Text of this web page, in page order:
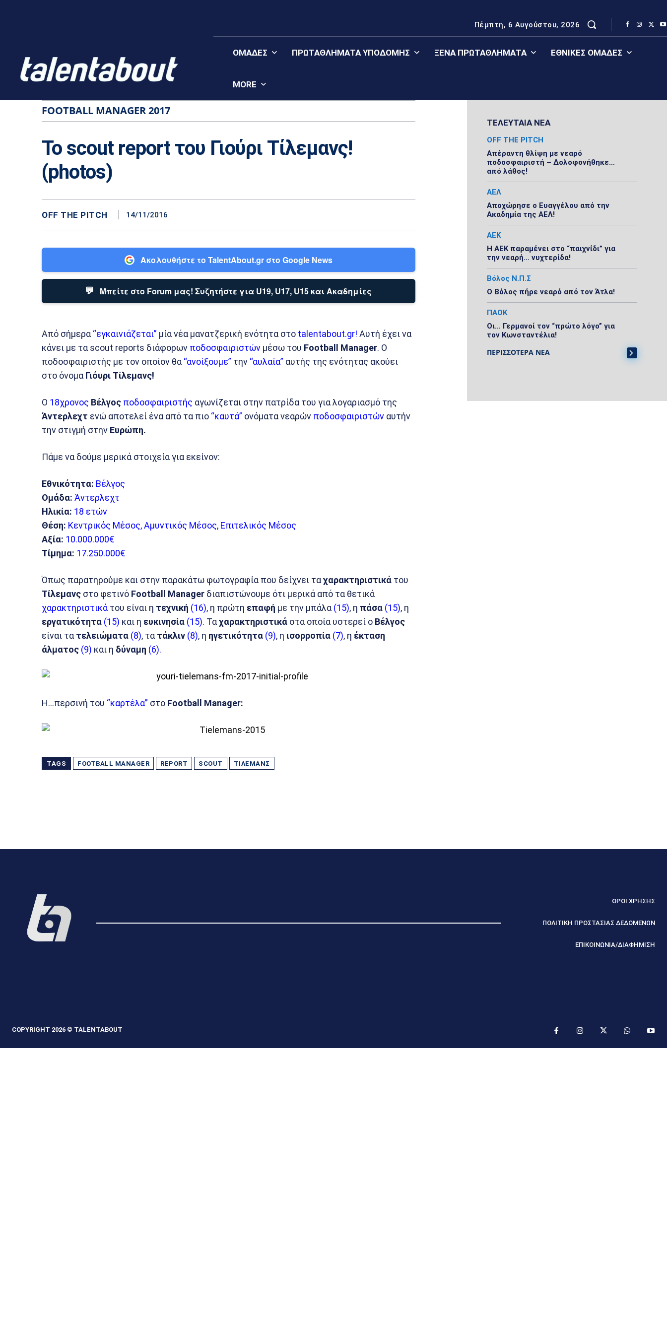
Πέμπτη, 6 Αυγούστου, 2026
ΟΜΆΔΕΣ ΠΡΩΤΑΘΛΉΜΑΤΑ YΠΟΔΟΜΉΣ ΞΈΝΑ ΠΡΩΤΑΘΛΉΜΑΤΑ ΕΘΝΙΚΈΣ ΟΜΆΔΕΣ
MORE
FOOTBALL MANAGER 2017
Το scout report του Γιούρι Τίλεμανς!
(photos)
OFF THE PITCH 14/11/2016
Ακολουθήστε το TalentAbout.gr στο Google News
💬 Μπείτε στο Forum μας! Συζητήστε για U19, U17, U15 και Ακαδημίες
Από σήμερα “εγκαινιάζεται” μία νέα μανατζερική ενότητα στο talentabout.gr! Αυτή έχει να
κάνει με τα scout reports διάφορων ποδοσφαιριστών μέσω του Football Manager. Ο
ποδοσφαιριστής με τον οποίον θα “ανοίξουμε” την “αυλαία” αυτής της ενότητας ακούει
στο όνομα Γιόυρι Τίλεμανς!
Ο 18χρονος Βέλγος ποδοσφαιριστής αγωνίζεται στην πατρίδα του για λογαριασμό της
Άντερλεχτ ενώ αποτελεί ένα από τα πιο “καυτά” ονόματα νεαρών ποδοσφαιριστών αυτήν
την στιγμή στην Ευρώπη.
Πάμε να δούμε μερικά στοιχεία για εκείνον:
Εθνικότητα: Βέλγος
Ομάδα: Άντερλεχτ
Ηλικία: 18 ετών
Θέση: Κεντρικός Μέσος, Αμυντικός Μέσος, Επιτελικός Μέσος
Αξία: 10.000.000€
Τίμημα: 17.250.000€
Όπως παρατηρούμε και στην παρακάτω φωτογραφία που δείχνει ταχαρακτηριστικά του
Τίλεμανς στο φετινό Football Manager διαπιστώνουμε ότι μερικά από τα θετικά
χαρακτηριστικά του είναι η τεχνική (16), η πρώτη επαφή με την μπάλα (15), η πάσα (15), η
εργατικότητα (15) και η ευκινησία (15). Ταχαρακτηριστικά στα οποία υστερεί ο Βέλγος
είναι τα τελειώματα (8), τα τάκλιν (8), η ηγετικότητα (9), η ισορροπία (7), η έκταση
άλματος (9) και η δύναμη (6).
Η…περσινή του “καρτέλα” στο Football Manager:
TAGS FOOTBALL MANAGER REPORT SCOUT ΤΊΛΕΜΑΝΣ
ΤΕΛΕΥΤΑΙΑ ΝΕΑ
OFF THE PITCH
Απέραντη θλίψη με νεαρό
ποδοσφαιριστή – Δολοφονήθηκε…
από λάθος!
ΑΕΛ
Αποχώρησε ο Ευαγγέλου από την
Ακαδημία της ΑΕΛ!
ΑΕΚ
Η ΑΕΚ παραμένει στο “παιχνίδι” για
την νεαρή… νυχτερίδα!
Βόλος Ν.Π.Σ
Ο Βόλος πήρε νεαρό από τον Άτλα!
ΠΑΟΚ
Οι… Γερμανοί τον “πρώτο λόγο” για
τον Κωνσταντέλια!
ΠΕΡΙΣΣΟΤΕΡΑ ΝΕΑ
ΟΡΟΙ ΧΡΗΣΗΣ
ΠΟΛΙΤΙΚΗ ΠΡΟΣΤΑΣΙΑΣ ΔΕΔΟΜΕΝΩΝ
ΕΠΙΚΟΙΝΩΝΙΑ/ΔΙΑΦΗΜΙΣΗ
COPYRIGHT 2026 © TALENTABOUT